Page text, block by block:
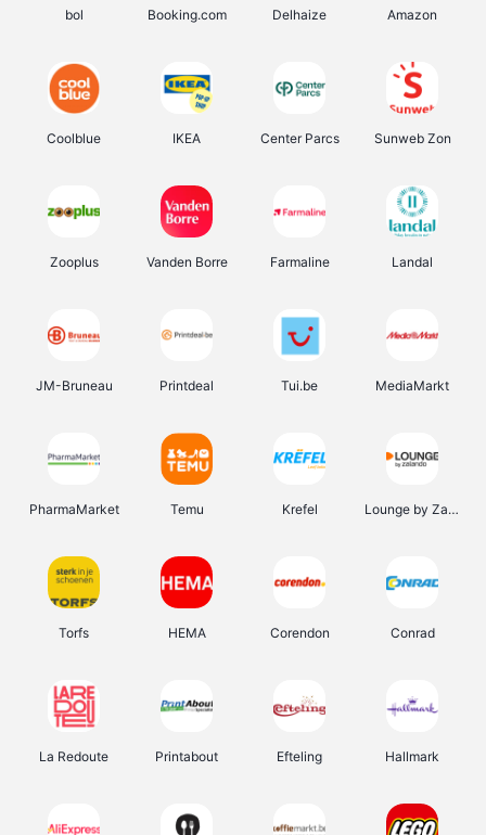
bol Booking.com Delhaize Amazon
Coolblue IKEA Center Parcs Sunweb Zon
Zooplus Vanden Borre Farmaline Landal
JM-Bruneau Printdeal Tui.be MediaMarkt
PharmaMarket Temu Krefel Lounge by Zalando
Torfs HEMA Corendon Conrad
La Redoute Printabout Efteling Hallmark